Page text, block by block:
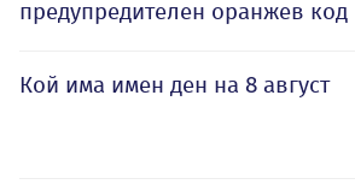
предупредителен оранжев код
Кой има имен ден на 8 август